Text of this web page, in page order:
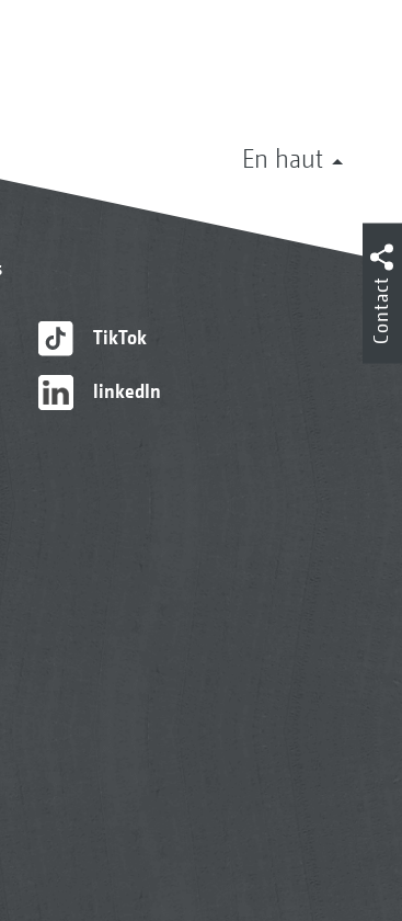
En haut
TikTok
linkedIn
Contact